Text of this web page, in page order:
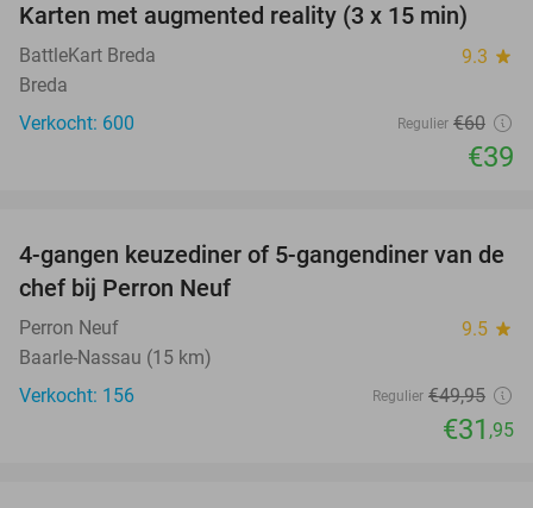
35%
Karten met augmented reality (3 x 15 min)
BattleKart Breda 9.3 star
Breda
Verkocht: 600
Regulier €60
€39
36%
4-gangen keuzediner of 5-gangendiner van de
chef bij Perron Neuf
Perron Neuf 9.5 star
Baarle-Nassau (15 km)
Verkocht: 156
Regulier €49,95
€31 ,95